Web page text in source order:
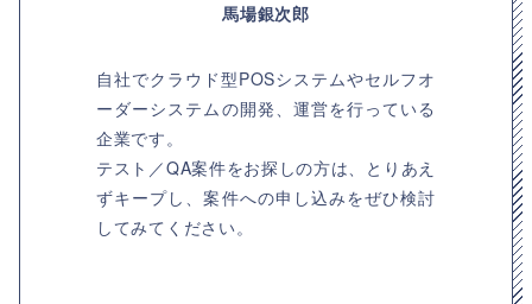
馬場銀次郎
自社でクラウド型POSシステムやセルフオ
ーダーシステムの開発、運営を行っている
企業です。
テスト／QA案件をお探しの方は、とりあえ
ずキープし、案件への申し込みをぜひ検討
してみてください。